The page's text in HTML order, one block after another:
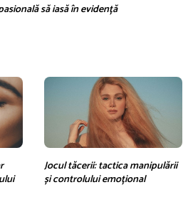
să iasă în evidență
Jocul tăcerii: tactica manipulării
și controlului emoțional